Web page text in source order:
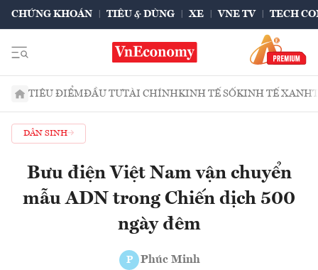
CHỨNG KHOÁN TIÊU & DÙNG XE VNE TV TECH
TIÊU ĐIỂMĐẦU TƯTÀI CHÍNHKINH TẾ SỐKINH TẾ XANH
DÂN SINH
Bưu điện Việt Nam vận chuyển
mẫu ADN trong Chiến dịch 500
ngày đêm
P Phúc Minh